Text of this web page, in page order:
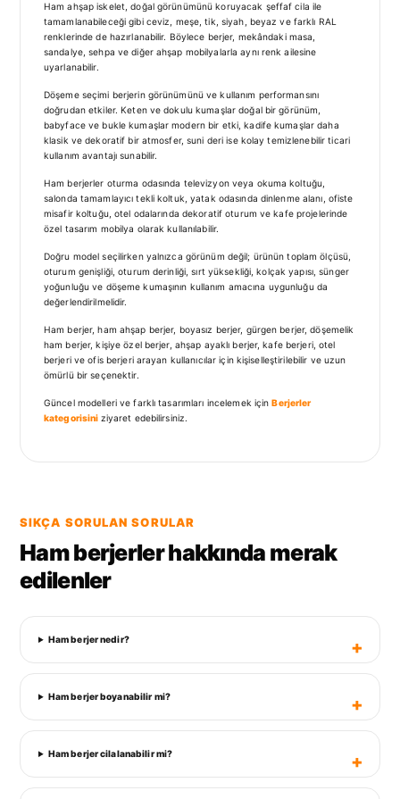
Ham ahşap iskelet, doğal görünümünü koruyacak şeffaf cila ile
tamamlanabileceği gibi ceviz, meşe, tik, siyah, beyaz ve farklı RAL
renklerinde de hazırlanabilir. Böylece berjer, mekândaki masa,
sandalye, sehpa ve diğer ahşap mobilyalarla aynı renk ailesine
uyarlanabilir.
Döşeme seçimi berjerin görünümünü ve kullanım performansını
doğrudan etkiler. Keten ve dokulu kumaşlar doğal bir görünüm,
babyface ve bukle kumaşlar modern bir etki, kadife kumaşlar daha
klasik ve dekoratif bir atmosfer, suni deri ise kolay temizlenebilir ticari
kullanım avantajı sunabilir.
Ham berjerler oturma odasında televizyon veya okuma koltuğu,
salonda tamamlayıcı tekli koltuk, yatak odasında dinlenme alanı, ofiste
misafir koltuğu, otel odalarında dekoratif oturum ve kafe projelerinde
özel tasarım mobilya olarak kullanılabilir.
Doğru model seçilirken yalnızca görünüm değil; ürünün toplam ölçüsü,
oturum genişliği, oturum derinliği, sırt yüksekliği, kolçak yapısı, sünger
yoğunluğu ve döşeme kumaşının kullanım amacına uygunluğu da
değerlendirilmelidir.
Ham berjer, ham ahşap berjer, boyasız berjer, gürgen berjer, döşemelik
ham berjer, kişiye özel berjer, ahşap ayaklı berjer, kafe berjeri, otel
berjeri ve ofis berjeri arayan kullanıcılar için kişiselleştirilebilir ve uzun
ömürlü bir seçenektir.
Güncel modelleri ve farklı tasarımları incelemek içinBerjerler
kategorisini ziyaret edebilirsiniz.
SIKÇA SORULAN SORULAR
Ham berjerler hakkında merak
edilenler
Ham berjer nedir?
Ham berjer boyanabilir mi?
Ham berjer cilalanabilir mi?